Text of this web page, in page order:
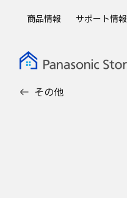
商品情報 サポート情報
その他